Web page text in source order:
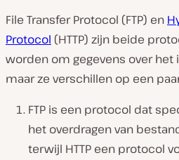
File Transfer Protocol (FTP) en
Protocol (HTTP) zijn beide
worden om gegevens over het
maar ze verschillen op een
FTP is een protocol dat
het overdragen van
terwijl HTTP een protocol